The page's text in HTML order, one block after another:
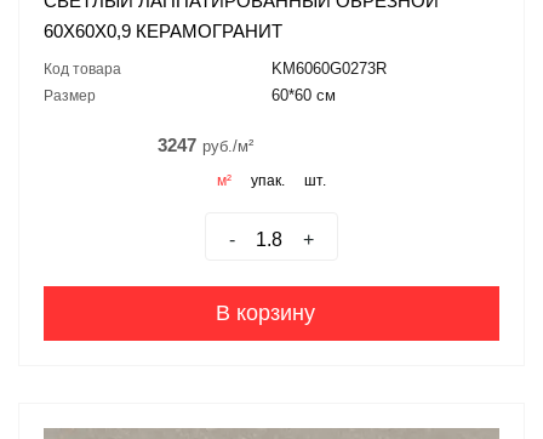
60X60X0,9 КЕРАМОГРАНИТ
Код товара KM6060G0273R
Размер 60*60 см
3247 руб./м²
м² упак. шт.
- +
В корзину